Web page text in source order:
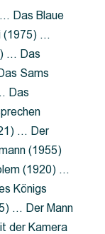
Das Blaue
(1975) …
… Das
Sams
Das
… Der
(1955)
(1920) …
Königs
… Der Mann
der Kamera